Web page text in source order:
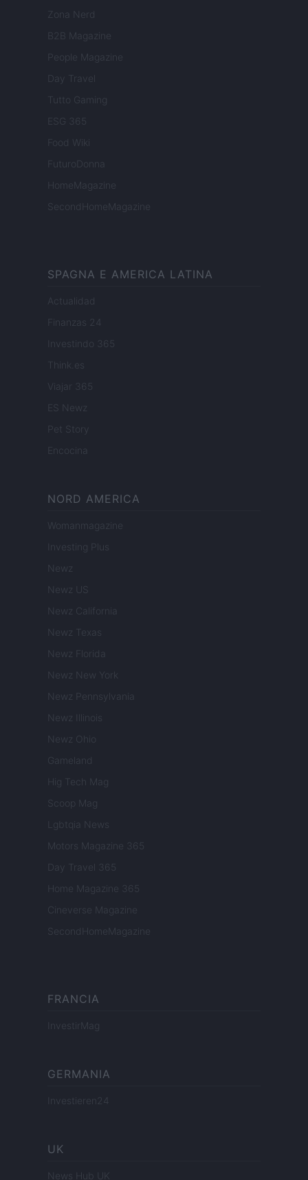
Zona Nerd
B2B Magazine
People Magazine
Day Travel
Tutto Gaming
ESG 365
Food Wiki
FuturoDonna
HomeMagazine
SecondHomeMagazine
SPAGNA E AMERICA LATINA
Actualidad
Finanzas 24
Investindo 365
Think.es
Viajar 365
ES Newz
Pet Story
Encocina
NORD AMERICA
Womanmagazine
Investing Plus
Newz
Newz US
Newz California
Newz Texas
Newz Florida
Newz New York
Newz Pennsylvania
Newz Illinois
Newz Ohio
Gameland
Hig Tech Mag
Scoop Mag
Lgbtqia News
Motors Magazine 365
Day Travel 365
Home Magazine 365
Cineverse Magazine
SecondHomeMagazine
FRANCIA
InvestirMag
GERMANIA
Investieren24
UK
News Hub UK